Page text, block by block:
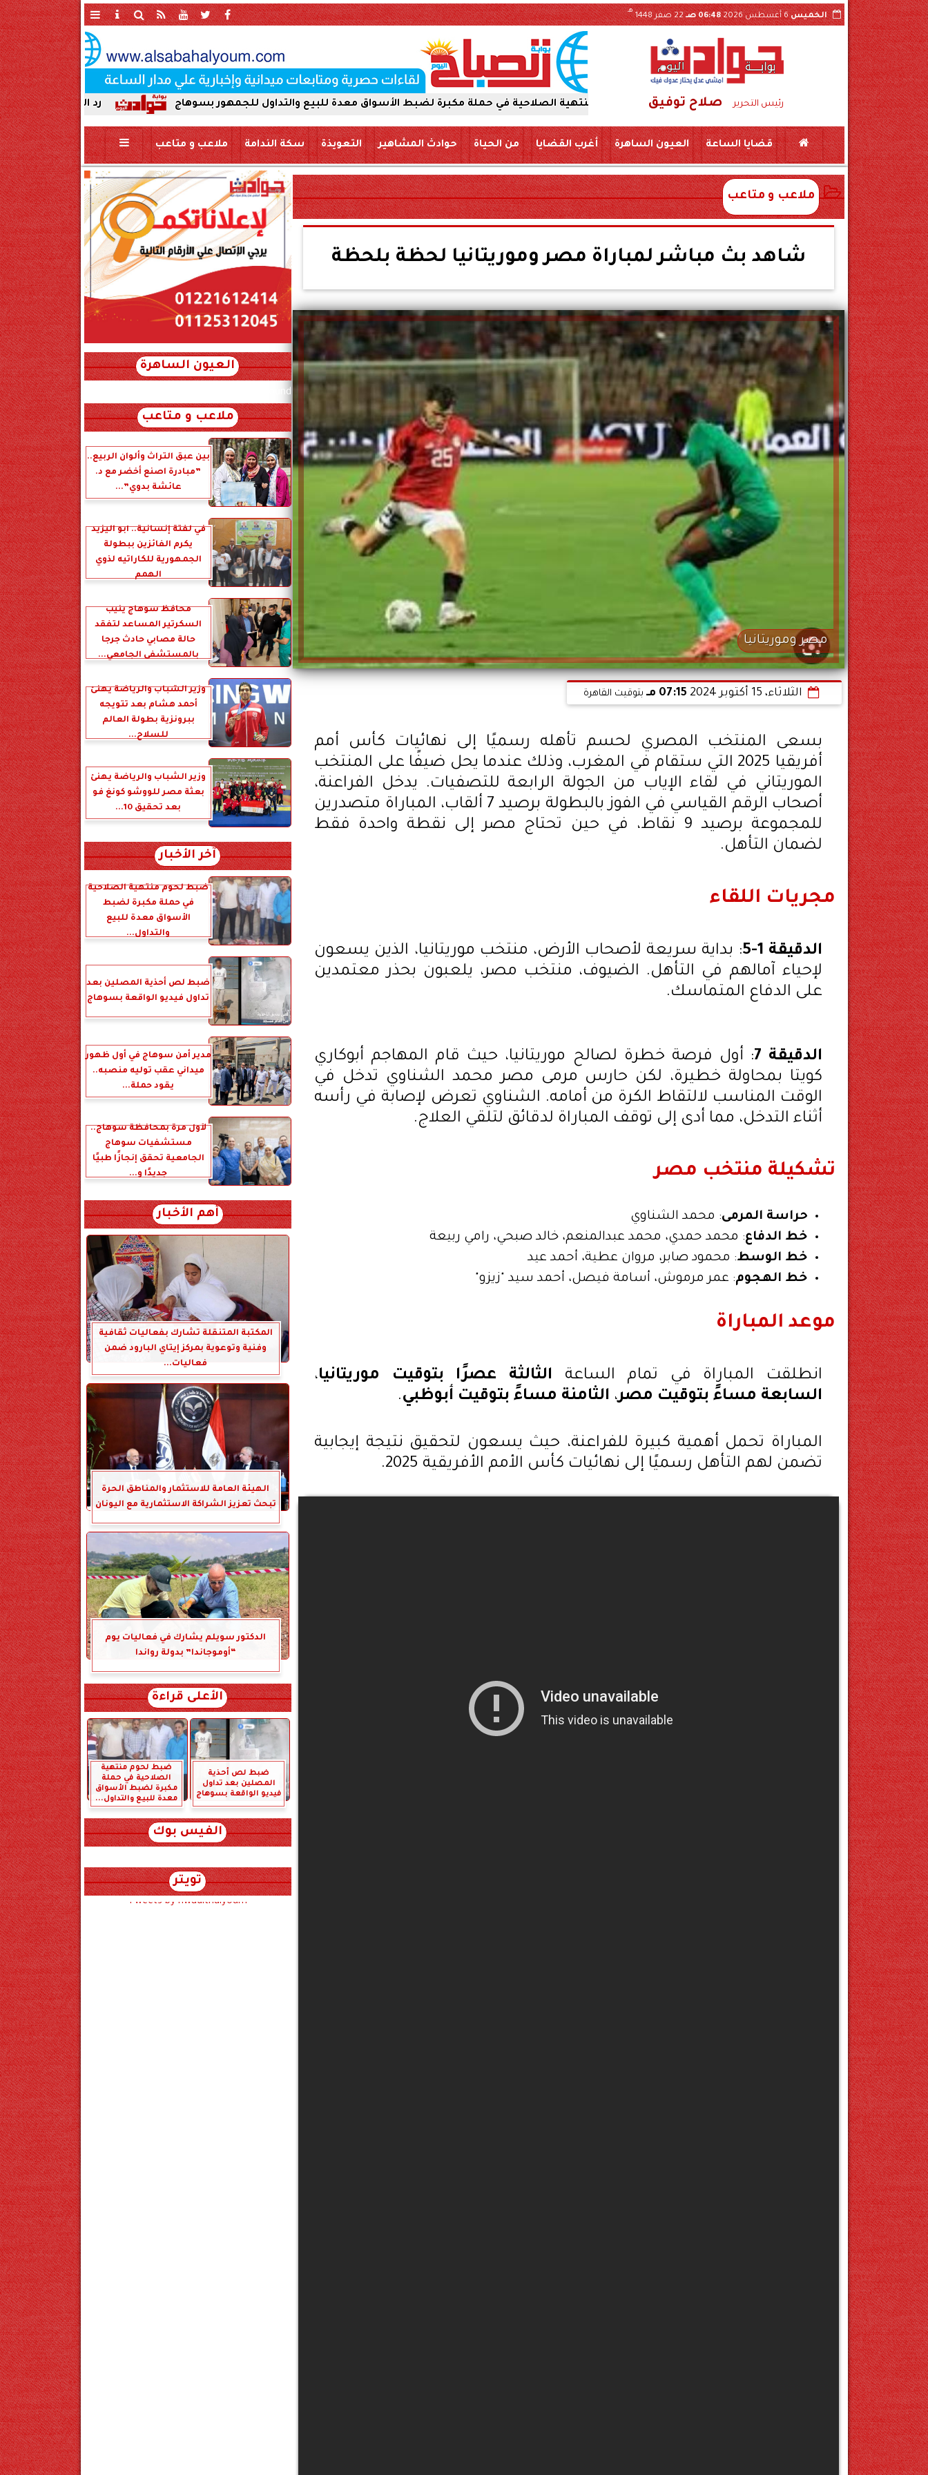
الخميس6 أغسطس 2026 06:48 صـ 22 صفر 1448
هـ
رئيس التحرير صلاح توفيق رد الجميل لأصحاب العطاء. إدارة ضبط لحوم منتهية الصلاحية في حملة مكبرة لضبط الأسواق معدة للبيع والتداول للجمهور بسوهاج فيديو الواقعة بسوهاج
قضايا الساعة العيون الساهرة أغرب القضايا من الحياة حوادث المشاهير التعويذة سكة الندامة ملاعب و متاعب
ملاعب و متاعب
شاهد بث مباشر لمباراة مصر وموريتانيا لحظة بلحظة
مصر وموريتانيا
الثلاثاء، 15 أكتوبر 2024 07:15 مـ بتوقيت القاهرة
بسعى المنتخب المصري لحسم تأهله رسميًا إلى نهائيات كأس أمم
أفريقيا 2025 التي ستقام في المغرب، وذلك عندما يحل ضيفًا على المنتخب
الموريتاني في لقاء الإياب من الجولة الرابعة للتصفيات. يدخل الفراعنة،
أصحاب الرقم القياسي في الفوز بالبطولة برصيد 7 ألقاب، المباراة متصدرين
للمجموعة برصيد 9 نقاط، في حين تحتاج مصر إلى نقطة واحدة فقط
لضمان التأهل.
مجريات اللقاء
الدقيقة 1-5
: بداية سريعة لأصحاب الأرض، منتخب موريتانيا، الذين يسعون
لإحياء آمالهم في التأهل. الضيوف، منتخب مصر، يلعبون بحذر معتمدين
على الدفاع المتماسك.
الدقيقة 7
: أول فرصة خطرة لصالح موريتانيا، حيث قام المهاجم أبوكاري
كويتا بمحاولة خطيرة، لكن حارس مرمى مصر محمد الشناوي تدخل في
الوقت المناسب لالتقاط الكرة من أمامه. الشناوي تعرض لإصابة في رأسه
أثناء التدخل، مما أدى إلى توقف المباراة لدقائق لتلقي العلاج.
تشكيلة منتخب مصر
حراسة المرمى: محمد الشناوي
خط الدفاع: محمد حمدي، محمد عبدالمنعم، خالد صبحي، رامي ربيعة
خط الوسط: محمود صابر، مروان عطية، أحمد عيد
خط الهجوم: عمر مرموش، أسامة فيصل، أحمد سيد "زيزو"
موعد المباراة
انطلقت المباراة في تمام الساعة الثالثة عصرًا بتوقيت موريتانيا،
السابعة مساءً بتوقيت مصر، الثامنة مساءً بتوقيت أبوظبي.
المباراة تحمل أهمية كبيرة للفراعنة، حيث يسعون لتحقيق نتيجة إيجابية
تضمن لهم التأهل رسميًا إلى نهائيات كأس الأمم الأفريقية 2025.
العيون الساهرة
xml_json/rss/~12.xml x0n not found
ملاعب و متاعب
بين عبق التراث وألوان الربيع..
”مبادرة اصنع أخضر مع د.
عائشة بدوي”...
في لفتة إنسانية.. أبو اليزيد
يكرم الفائزين ببطولة
الجمهورية للكاراتيه لذوي
الهمم
محافظ سوهاج ينيب
السكرتير المساعد لتفقد
حالة مصابي حادث جرجا
بالمستشفى الجامعي...
وزير الشباب والرياضة يهنئ
أحمد هشام بعد تتويجه
ببرونزية بطولة العالم
للسلاح...
وزير الشباب والرياضة يهنئ
بعثة مصر للووشو كونغ فو
بعد تحقيق 10...
آخر الأخبار
ضبط لحوم منتهية الصلاحية
في حملة مكبرة لضبط
الأسواق معدة للبيع
والتداول...
ضبط لص أحذية المصلين بعد
تداول فيديو الواقعة بسوهاج
مدير أمن سوهاج في أول ظهور
ميداني عقب توليه منصبه..
يقود حملة...
لأول مرة بمحافظة سوهاج..
مستشفيات سوهاج
الجامعية تحقق إنجازًا طبيًا
جديدًا و...
أهم الأخبار
المكتبة المتنقلة تشارك بفعاليات ثقافية
وفنية وتوعوية بمركز إيتاي البارود ضمن
فعاليات...
الهيئة العامة للاستثمار والمناطق الحرة
تبحث تعزيز الشراكة الاستثمارية مع اليونان
الدكتور سويلم يشارك في فعاليات يوم
“أوموجاندا” بدولة رواندا
الأعلى قراءة
ضبط لص أحذية
المصلين بعد تداول
فيديو الواقعة بسوهاج
ضبط لحوم منتهية
الصلاحية في حملة
مكبرة لضبط الأسواق
معدة للبيع والتداول...
الفيس بوك
تويتر
Tweets by hwadithalyoum